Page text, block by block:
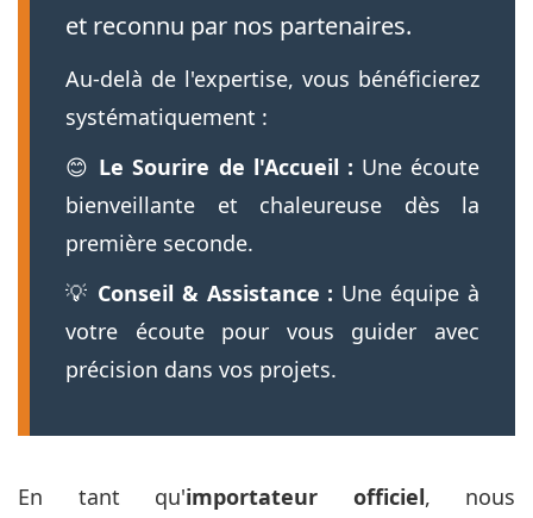
et reconnu par nos partenaires.
Au-delà de l'expertise, vous bénéficierez
systématiquement :
😊 Le Sourire de l'Accueil : Une écoute
bienveillante et chaleureuse dès la
première seconde.
💡 Conseil & Assistance : Une équipe à
votre écoute pour vous guider avec
précision dans vos projets.
En tant qu'importateur officiel, nous